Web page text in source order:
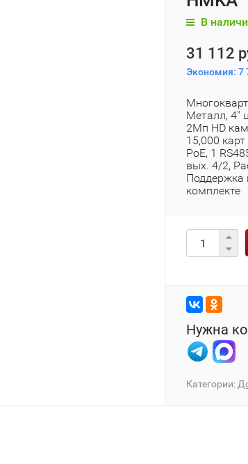
В
31 112
Экономия: 7
Металл, 4"
2Мп HD
15,000
PoE, 1
вых. 4/2,
Поддержка
комплекте
Нужна
Категории: